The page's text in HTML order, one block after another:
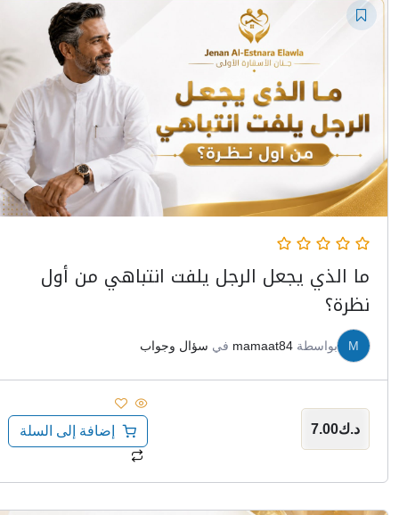
ما الذي يجعل الرجل يلفت انتباهي من أول
نظرة؟
M بواسطة mamaat84 في سؤال وجواب
د.ك7.00 إضافة إلى السلة